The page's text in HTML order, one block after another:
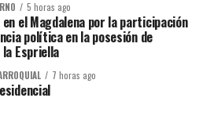
5 horas ago
el Magdalena por la participación
política en la posesión de
Espriella
7 horas ago